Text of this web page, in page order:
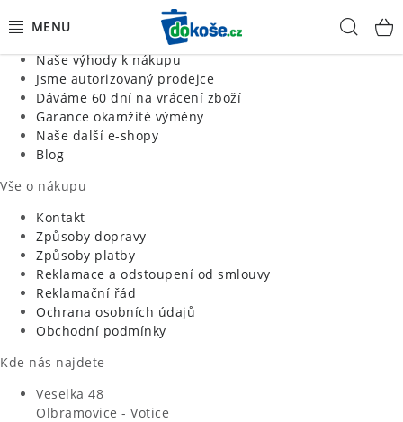
Jsme tradiční česká firma
Naše výhody k nákupu
Jsme autorizovaný prodejce
Dáváme 60 dní na vrácení zboží
Garance okamžité výměny
Naše další e-shopy
Blog
Vše o nákupu
Kontakt
Způsoby dopravy
Způsoby platby
Reklamace a odstoupení od smlouvy
Reklamační řád
Ochrana osobních údajů
Obchodní podmínky
Kde nás najdete
Veselka 48
Olbramovice - Votice
KOŠE
SÁČKY
KUCHYNĚ
ORGANIZACE
DOMÁCNOST
ÚKLID
VÝPRODEJ